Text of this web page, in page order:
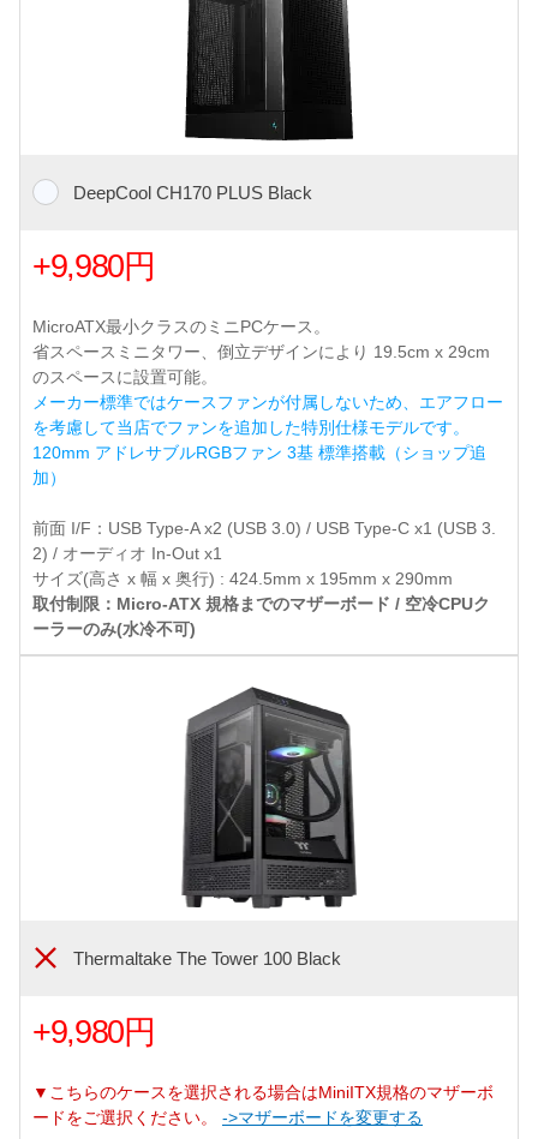
DeepCool CH170 PLUS Black
+9,980円
MicroATX最小クラスのミニPCケース。
省スペースミニタワー、倒立デザインにより 19.5cm x 29cm
のスペースに設置可能。
メーカー標準ではケースファンが付属しないため、エアフロー
を考慮して当店でファンを追加した特別仕様モデルです。
120mm アドレサブルRGBファン 3基 標準搭載（ショップ追
加）
前面 I/F：USB Type-A x2 (USB 3.0) / USB Type-C x1 (USB 3.
2) / オーディオ In-Out x1
サイズ(高さ x 幅 x 奥行) : 424.5mm x 195mm x 290mm
取付制限：Micro-ATX 規格までのマザーボード / 空冷CPUク
ーラーのみ(水冷不可)
Thermaltake The Tower 100 Black
+9,980円
▼こちらのケースを選択される場合はMiniITX規格のマザーボ
ードをご選択ください。 ->マザーボードを変更する